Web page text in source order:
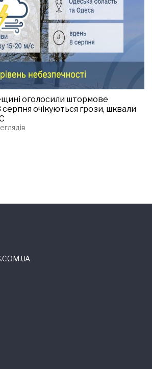
оголосили штормове
очікуються грози, шквали